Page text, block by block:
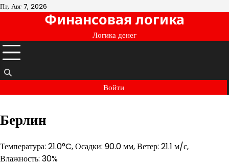
Перейти
Пт, Авг 7, 2026
Финансовая логика
Логика денег
Войти
Берлин
Температура: 21.0°C, Осадки: 90.0 мм, Ветер: 21.1 м/с,
Влажность: 30%